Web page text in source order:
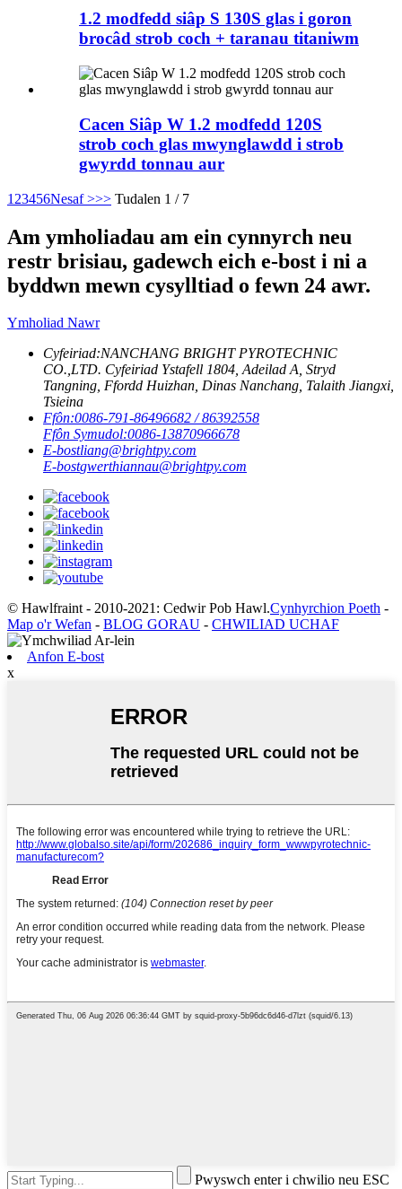
1.2 modfedd siâp S 130S glas i goron
brocâd strob coch + taranau titaniwm
Cacen Siâp W 1.2 modfedd 120S
strob coch glas mwynglawdd i strob
gwyrdd tonnau aur
1 23456Nesaf >>> Tudalen 1 / 7
Am ymholiadau am ein cynnyrch neu
restr brisiau, gadewch eich e-bost i ni a
byddwn mewn cysylltiad o fewn 24 awr.
Ymholiad Nawr
Cyfeiriad:NANCHANG BRIGHT PYROTECHNIC
CO.,LTD. Cyfeiriad Ystafell 1804, Adeilad A, Stryd
Tangning, Ffordd Huizhan, Dinas Nanchang, Talaith Jiangxi,
Tsieina
Ffôn:0086-791-86496682 / 86392558
Ffôn Symudol:0086-13870966678
E-bostliang@brightpy.com
E-bostgwerthiannau@brightpy.com
© Hawlfraint - 2010-2021: Cedwir Pob Hawl.Cynhyrchion Poeth -
Map o'r Wefan - BLOG GORAU - CHWILIAD UCHAF
Anfon E-bost
x
Pwyswch enter i chwilio neu ESC